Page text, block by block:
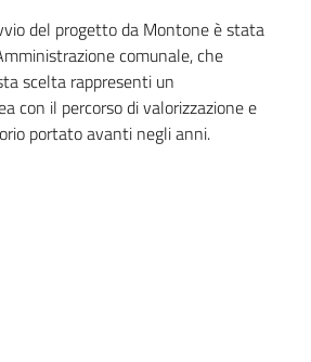
del progetto da Montone è stata
comunale, che
scelta rappresenti un
con il percorso di valorizzazione e
portato avanti negli anni.